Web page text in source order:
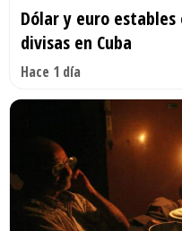
Dólar y euro
divisas en Cuba
Hace 1 día